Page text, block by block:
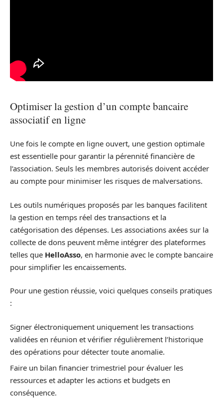
Optimiser la gestion d’un compte bancaire
associatif en ligne
Une fois le compte en ligne ouvert, une gestion optimale
est essentielle pour garantir la pérennité financière de
l’association. Seuls les membres autorisés doivent accéder
au compte pour minimiser les risques de malversations.
Les outils numériques proposés par les banques facilitent
la gestion en temps réel des transactions et la
catégorisation des dépenses. Les associations axées sur la
collecte de dons peuvent même intégrer des plateformes
telles que HelloAsso, en harmonie avec le compte bancaire
pour simplifier les encaissements.
Pour une gestion réussie, voici quelques conseils pratiques
:
Signer électroniquement uniquement les transactions
validées en réunion et vérifier régulièrement l’historique
des opérations pour détecter toute anomalie.
Faire un bilan financier trimestriel pour évaluer les
ressources et adapter les actions et budgets en
conséquence.